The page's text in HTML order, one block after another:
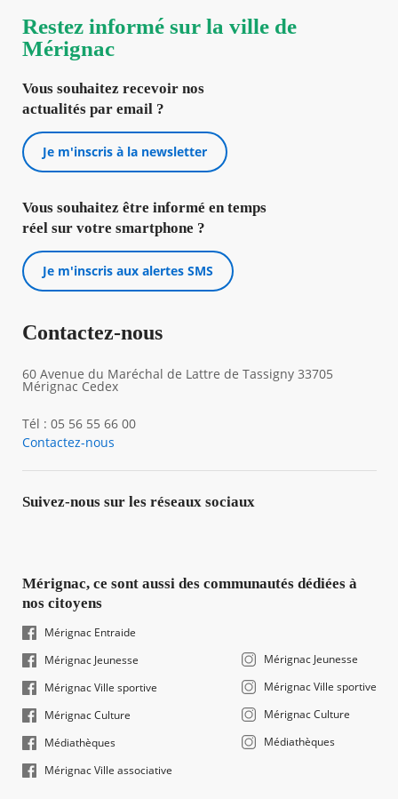
Restez informé sur la ville de
Mérignac
Vous souhaitez recevoir nos
actualités par email ?
Je m'inscris à la newsletter
Vous souhaitez être informé en temps
réel sur votre smartphone ?
Je m'inscris aux alertes SMS
Contactez-nous
60 Avenue du Maréchal de Lattre de Tassigny 33705
Mérignac Cedex
Tél : 05 56 55 66 00
Contactez-nous
Suivez-nous sur les réseaux sociaux
Mérignac, ce sont aussi des communautés dédiées à
nos citoyens
Mérignac Entraide
Mérignac Jeunesse
Mérignac Ville sportive
Mérignac Culture
Médiathèques
Mérignac Ville associative
Mérignac Jeunesse
Mérignac Ville sportive
Mérignac Culture
Médiathèques